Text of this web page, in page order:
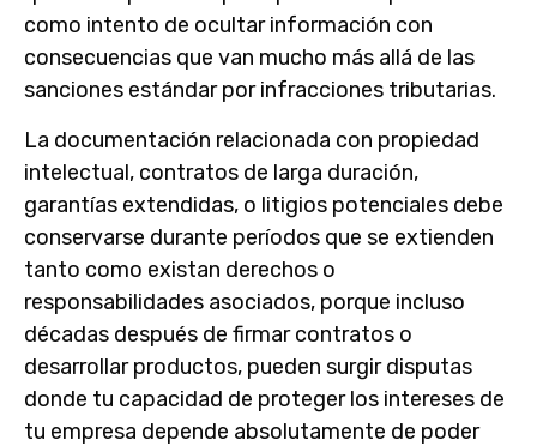
como intento de ocultar información con
consecuencias que van mucho más allá de las
sanciones estándar por infracciones tributarias.
La documentación relacionada con propiedad
intelectual, contratos de larga duración,
garantías extendidas, o litigios potenciales debe
conservarse durante períodos que se extienden
tanto como existan derechos o
responsabilidades asociados, porque incluso
décadas después de firmar contratos o
desarrollar productos, pueden surgir disputas
donde tu capacidad de proteger los intereses de
tu empresa depende absolutamente de poder